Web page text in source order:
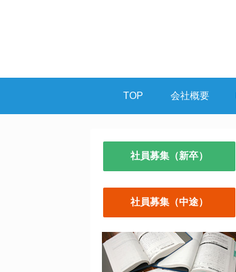
TOP 会社概要
社員募集（新卒）
社員募集（中途）